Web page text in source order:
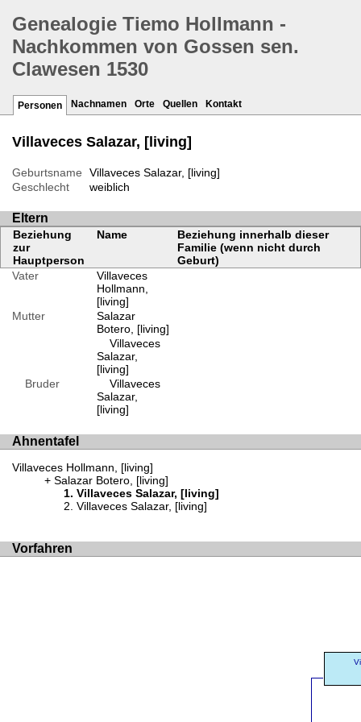
Genealogie Tiemo Hollmann -
Nachkommen von Gossen sen.
Clawesen 1530
Personen Nachnamen Orte Quellen Kontakt
Villaveces Salazar, [living]
Geburtsname
Villaveces Salazar, [living]
Geschlecht
weiblich
Eltern
Beziehung
zur
Hauptperson
Name
Beziehung innerhalb dieser
Familie (wenn nicht durch
Geburt)
Vater
Villaveces
Hollmann,
[living]
Mutter
Salazar
Botero, [living]
Villaveces
Salazar,
[living]
Bruder
Villaveces
Salazar,
[living]
Ahnentafel
Villaveces Hollmann, [living]
Salazar Botero, [living]
Villaveces Salazar, [living]
Villaveces Salazar, [living]
Vorfahren